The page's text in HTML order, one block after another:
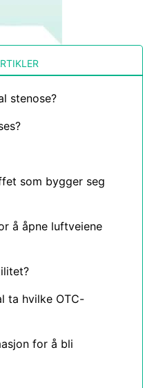
stenose?
som bygger seg
å åpne luftveiene
ta hvilke OTC-
for å bli